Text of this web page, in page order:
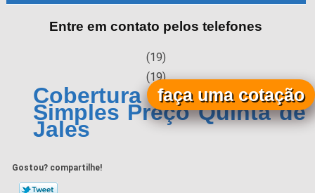
Entre em contato pelos telefones
(19)
(19)
Cobertura Metálica
Simples Preço Quinta de
Jales
Gostou? compartilhe!
faça uma cotação